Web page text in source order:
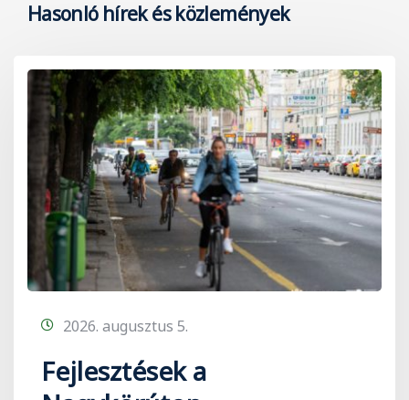
Hasonló hírek és közlemények
2026. augusztus 5.
Fejlesztések a